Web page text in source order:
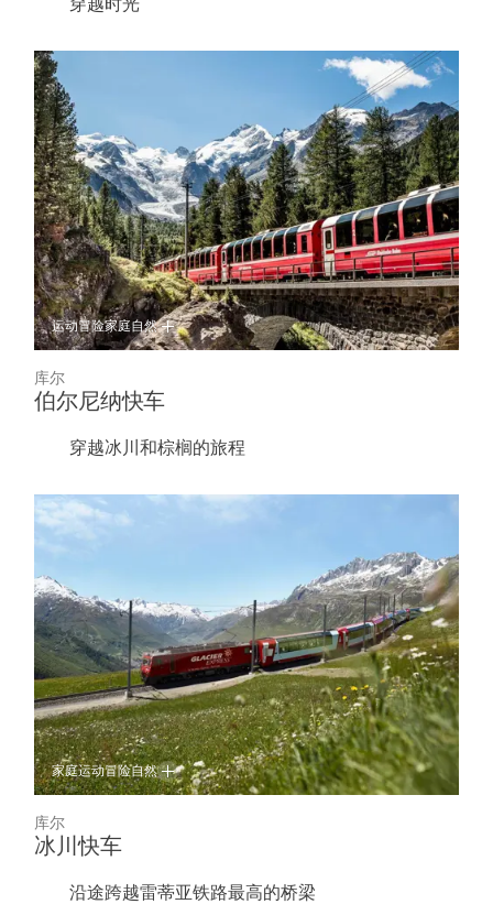
运动冒险家庭自然
库尔
伯尔尼纳快车
穿越冰川和棕榈的旅程
家庭运动冒险自然
库尔
冰川快车
沿途跨越雷蒂亚铁路最高的桥梁